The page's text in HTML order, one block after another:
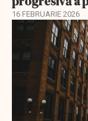
16 FEBRUARIE 2026